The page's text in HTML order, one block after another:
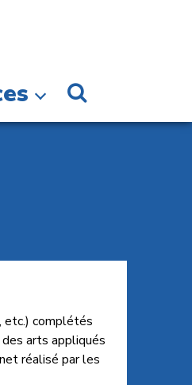
etc.) complétés
arts appliqués
réalisé par les